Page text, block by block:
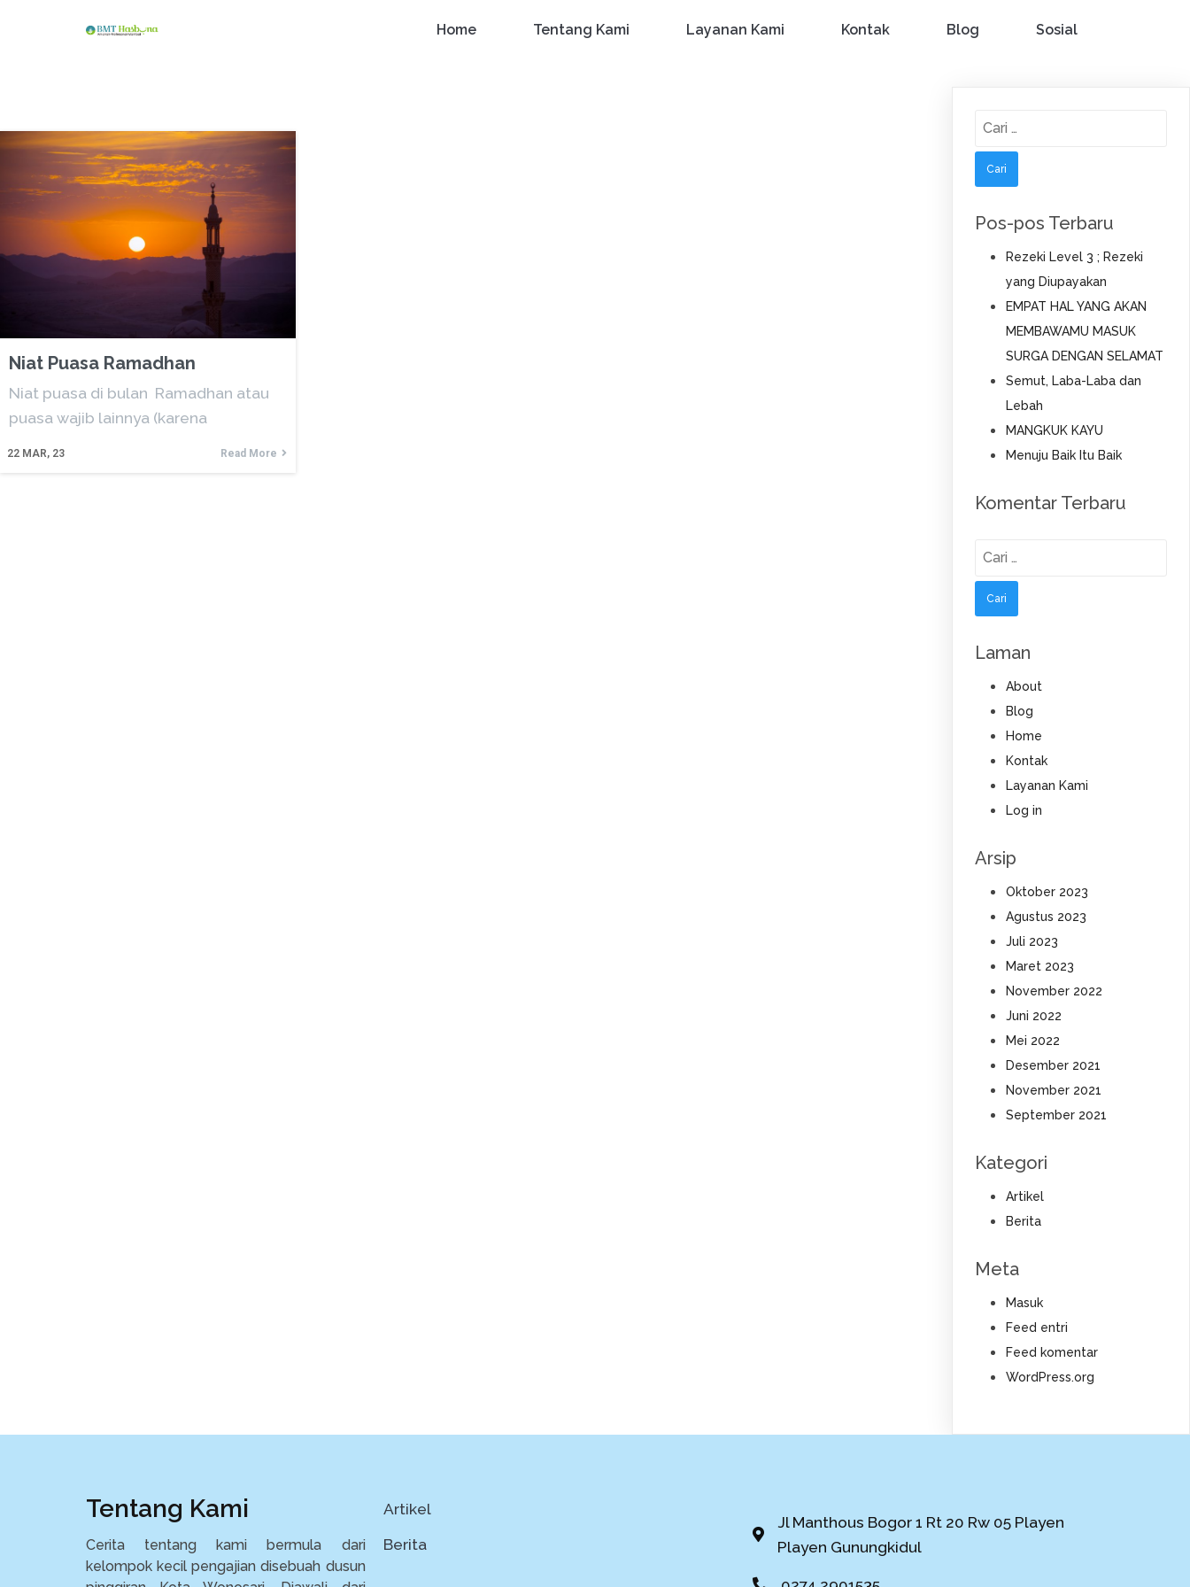
Home Tentang Kami Layanan Kami Kontak Blog Sosial
Niat Puasa Ramadhan
22 MAR, 23
Niat puasa di bulan Ramadhan atau
puasa wajib lainnya (karena
Read More
Cari
Pos-pos Terbaru
Rezeki Level 3 ; Rezeki
yang Diupayakan
EMPAT HAL YANG AKAN
MEMBAWAMU MASUK
SURGA DENGAN SELAMAT
Semut, Laba-Laba dan
Lebah
MANGKUK KAYU
Menuju Baik Itu Baik
Komentar Terbaru
Cari
Laman
About
Blog
Home
Kontak
Layanan Kami
Log in
Arsip
Oktober 2023
Agustus 2023
Juli 2023
Maret 2023
November 2022
Juni 2022
Mei 2022
Desember 2021
November 2021
September 2021
Kategori
Artikel
Berita
Meta
Masuk
Feed entri
Feed komentar
WordPress.org
Tentang Kami
Cerita tentang kami bermula dari
kelompok kecil pengajian disebuah dusun
Artikel
Berita
Jl Manthous Bogor 1 Rt 20 Rw 05 Playen
Playen Gunungkidul